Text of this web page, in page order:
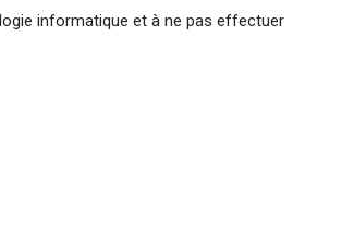
informatique et à ne pas effectuer